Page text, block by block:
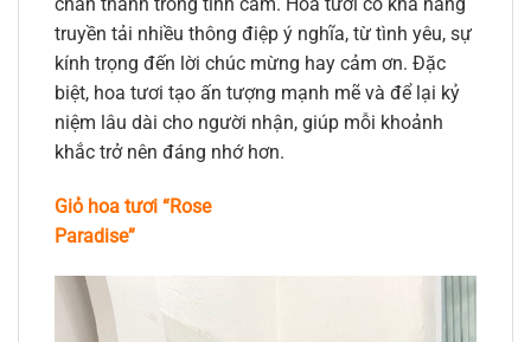
truyền tải nhiều thông điệp ý nghĩa, từ tình yêu, sự
kính trọng đến lời chúc mừng hay cảm ơn. Đặc
biệt, hoa tươi tạo ấn tượng mạnh mẽ và để lại kỷ
niệm lâu dài cho người nhận, giúp mỗi khoảnh
khắc trở nên đáng nhớ hơn.
Giỏ hoa tươi “Rose
Paradise”